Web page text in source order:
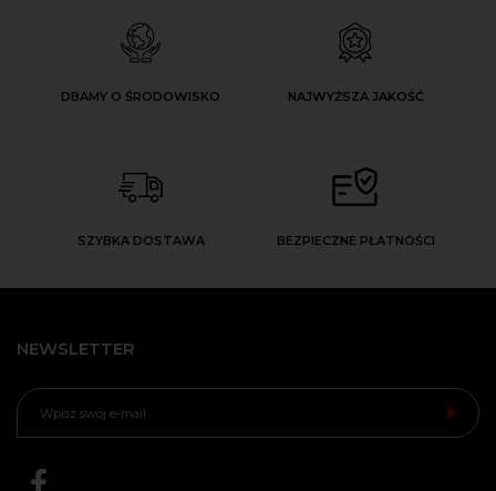
DBAMY O ŚRODOWISKO NAJWYŻSZA JAKOŚĆ
SZYBKA DOSTAWA BEZPIECZNE PŁATNOŚCI
NEWSLETTER